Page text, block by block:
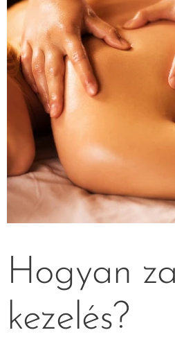
Hogyan
kezelés?